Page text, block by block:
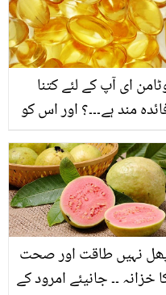
ای آپ کے لئے کتنا
مند ہے۔۔۔؟ اور اس کو
نہیں طاقت اور صحت
خزانہ ۔۔ جانیئے امرود کے